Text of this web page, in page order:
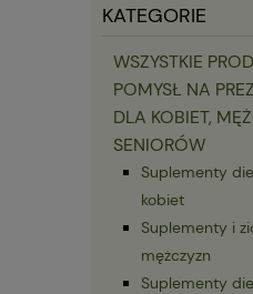
KATEGORIE
WSZYSTKIE
POMYSŁ NA
DLA KOBIET,
SENIORÓW
Suplementy
kobiet
Suplementy i
mężczyzn
Suplementy